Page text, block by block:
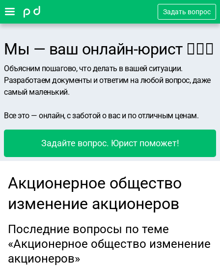
Задать вопрос
Мы — ваш онлайн-юрист 👨🏻‍⚖️
Объясним пошагово, что делать в вашей ситуации.
Разработаем документы и ответим на любой вопрос, даже
самый маленький.
Все это — онлайн, с заботой о вас и по отличным ценам.
Задайте вопрос. Юрист поможет!
Акционерное общество
изменение акционеров
Последние вопросы по теме
«Акционерное общество изменение
акционеров»